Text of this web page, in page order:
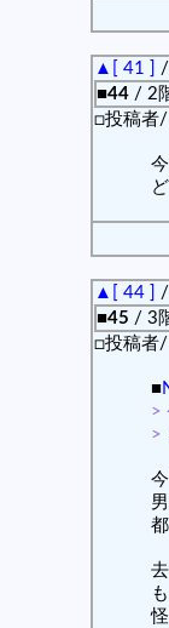
▲[ 41 ] /
■44/ 2
□投稿者
▲[ 44 ] /
■45 / 3
□投稿者
■
>
>